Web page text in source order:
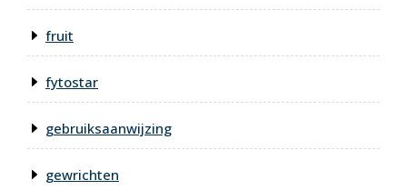
fruit
fytostar
gebruiksaanwijzing
gewrichten